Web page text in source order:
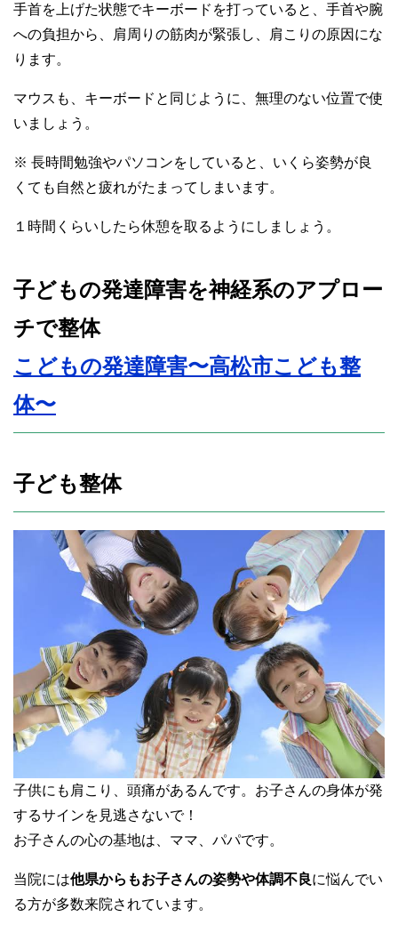
手首を上げた状態でキーボードを打っていると、手首や腕
への負担から、肩周りの筋肉が緊張し、肩こりの原因にな
ります。
マウスも、キーボードと同じように、無理のない位置で使
いましょう。
※ 長時間勉強やパソコンをしていると、いくら姿勢が良
くても自然と疲れがたまってしまいます。
１時間くらいしたら休憩を取るようにしましょう。
子どもの発達障害を神経系のアプロー
チで整体
こどもの発達障害〜高松市こども整
体〜
子ども整体
子供にも肩こり、頭痛があるんです。お子さんの身体が発
するサインを見逃さないで！
お子さんの心の基地は、ママ、パパです。
当院には他県からもお子さんの姿勢や体調不良に悩んでい
る方が多数来院されています。